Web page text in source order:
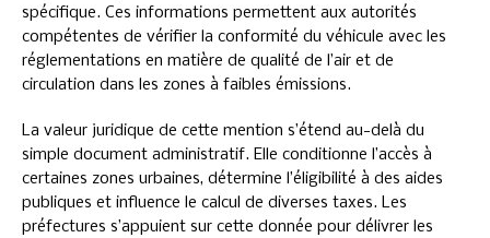
spécifique. Ces informations permettent aux autorités
compétentes de vérifier la conformité du véhicule avec les
réglementations en matière de qualité de l’air et de
circulation dans les zones à faibles émissions.
La valeur juridique de cette mention s’étend au-delà du
simple document administratif. Elle conditionne l’accès à
certaines zones urbaines, détermine l’éligibilité à des aides
publiques et influence le calcul de diverses taxes. Les
préfectures s’appuient sur cette donnée pour délivrer les